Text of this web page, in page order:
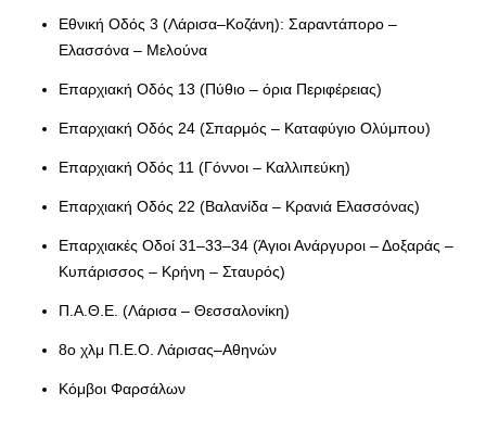
Εθνική Οδός 3 (Λάρισα–Κοζάνη): Σαραντάπορο –
Ελασσόνα – Μελούνα
Επαρχιακή Οδός 13 (Πύθιο – όρια Περιφέρειας)
Επαρχιακή Οδός 24 (Σπαρμός – Καταφύγιο Ολύμπου)
Επαρχιακή Οδός 11 (Γόννοι – Καλλιπεύκη)
Επαρχιακή Οδός 22 (Βαλανίδα – Κρανιά Ελασσόνας)
Επαρχιακές Οδοί 31–33–34 (Άγιοι Ανάργυροι – Δοξαράς –
Κυπάρισσος – Κρήνη – Σταυρός)
Π.Α.Θ.Ε. (Λάρισα – Θεσσαλονίκη)
8ο χλμ Π.Ε.Ο. Λάρισας–Αθηνών
Κόμβοι Φαρσάλων